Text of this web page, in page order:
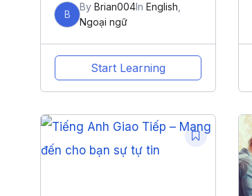
B
By Brian004In English
Ngoại ngữ
Start Learning